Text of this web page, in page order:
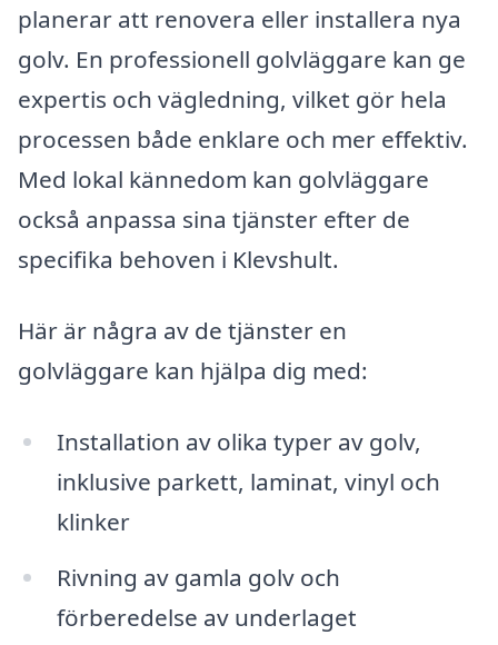
planerar att renovera eller installera nya
golv. En professionell golvläggare kan ge
expertis och vägledning, vilket gör hela
processen både enklare och mer effektiv.
Med lokal kännedom kan golvläggare
också anpassa sina tjänster efter de
specifika behoven i Klevshult.
Här är några av de tjänster en
golvläggare kan hjälpa dig med:
Installation av olika typer av golv,
inklusive parkett, laminat, vinyl och
klinker
Rivning av gamla golv och
förberedelse av underlaget